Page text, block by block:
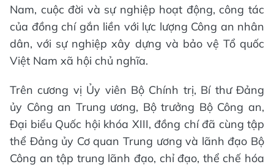
Nam, cuộc đời và sự nghiệp hoạt động, công tác
của đồng chí gắn liền với lực lượng Công an nhân
dân, với sự nghiệp xây dựng và bảo vệ Tổ quốc
Việt Nam xã hội chủ nghĩa.
Trên cương vị Ủy viên Bộ Chính trị, Bí thư Đảng
ủy Công an Trung ương, Bộ trưởng Bộ Công an,
Đại biểu Quốc hội khóa XIII, đồng chí đã cùng tập
thể Đảng ủy Cơ quan Trung ương và lãnh đạo Bộ
Công an tập trung lãnh đạo, chỉ đạo, thể chế hóa